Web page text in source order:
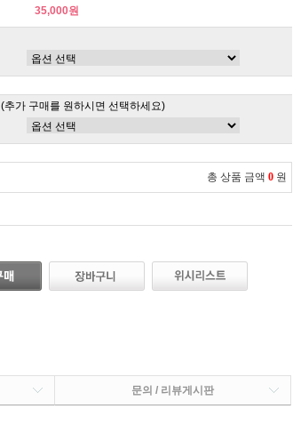
35,000원
(추가 구매를 원하시면 선택하세요)
총 상품 금액 0 원
문의 / 리뷰게시판